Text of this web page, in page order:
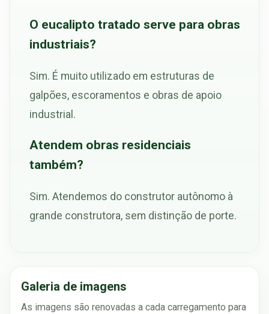
O eucalipto tratado serve para obras
industriais?
Sim. É muito utilizado em estruturas de
galpões, escoramentos e obras de apoio
industrial.
Atendem obras residenciais
também?
Sim. Atendemos do construtor autônomo à
grande construtora, sem distinção de porte.
Galeria de imagens
As imagens são renovadas a cada carregamento para